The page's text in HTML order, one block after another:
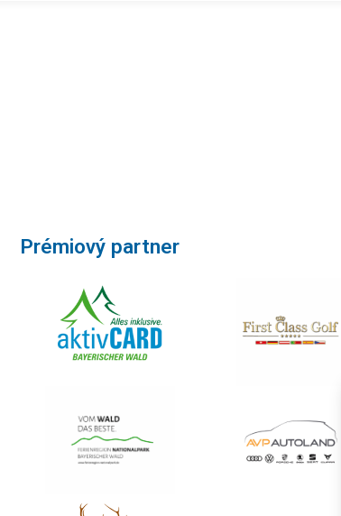
Prémiový partner